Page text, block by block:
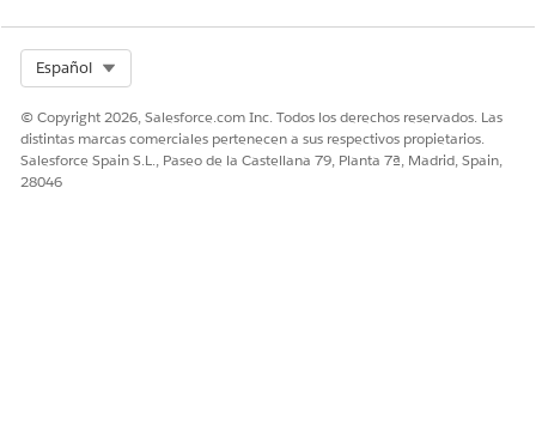
Español
© Copyright 2026, Salesforce.com Inc. Todos los derechos reservados. Las
distintas marcas comerciales pertenecen a sus respectivos propietarios.
Salesforce Spain S.L., Paseo de la Castellana 79, Planta 7ª, Madrid, Spain,
28046